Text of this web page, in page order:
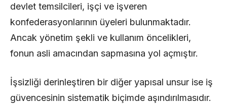
devlet temsilcileri, işçi ve işveren
konfederasyonlarının üyeleri bulunmaktadır.
Ancak yönetim şekli ve kullanım öncelikleri,
fonun asli amacından sapmasına yol açmıştır.
İşsizliği derinleştiren bir diğer yapısal unsur ise iş
güvencesinin sistematik biçimde aşındırılmasıdır.